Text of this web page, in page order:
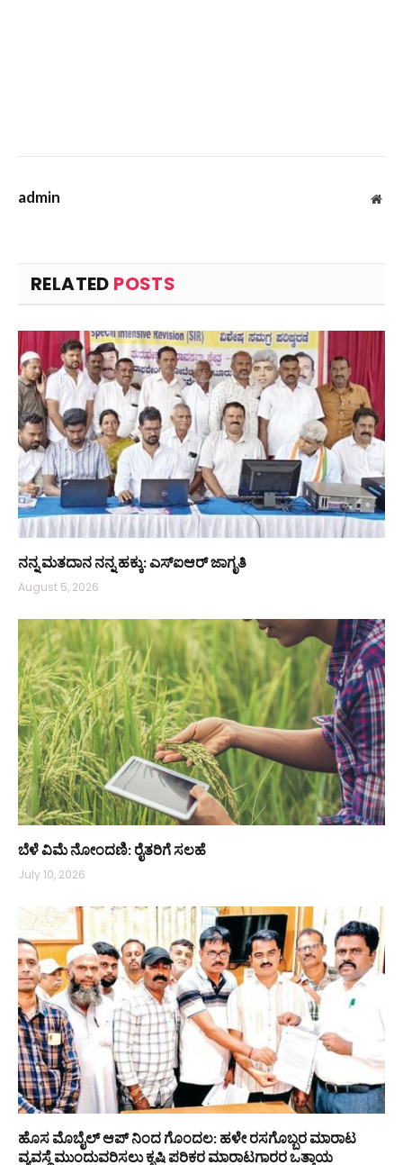
admin
RELATED POSTS
ನನ್ನ ಮತದಾನ ನನ್ನ ಹಕ್ಕು: ಎಸ್ಐಆರ್ ಜಾಗೃತಿ
August 5, 2026
ಬೆಳೆ ವಿಮೆ ನೋಂದಣಿ: ರೈತರಿಗೆ ಸಲಹೆ
July 10, 2026
ಹೊಸ ಮೊಬೈಲ್ ಆಪ್ ನಿಂದ ಗೊಂದಲ: ಹಳೇ ರಸಗೊಬ್ಬರ ಮಾರಾಟ
ವ್ಯವಸ್ಥೆ ಮುಂದುವರಿಸಲು ಕೃಷಿ ಪರಿಕರ ಮಾರಾಟಗಾರರ ಒತ್ತಾಯ